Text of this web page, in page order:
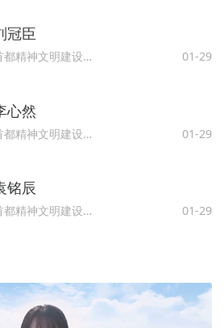
冠臣
首都精神文明建设委员会办公室 01-29
心然
首都精神文明建设委员会办公室 01-29
铭辰
首都精神文明建设委员会办公室 01-29